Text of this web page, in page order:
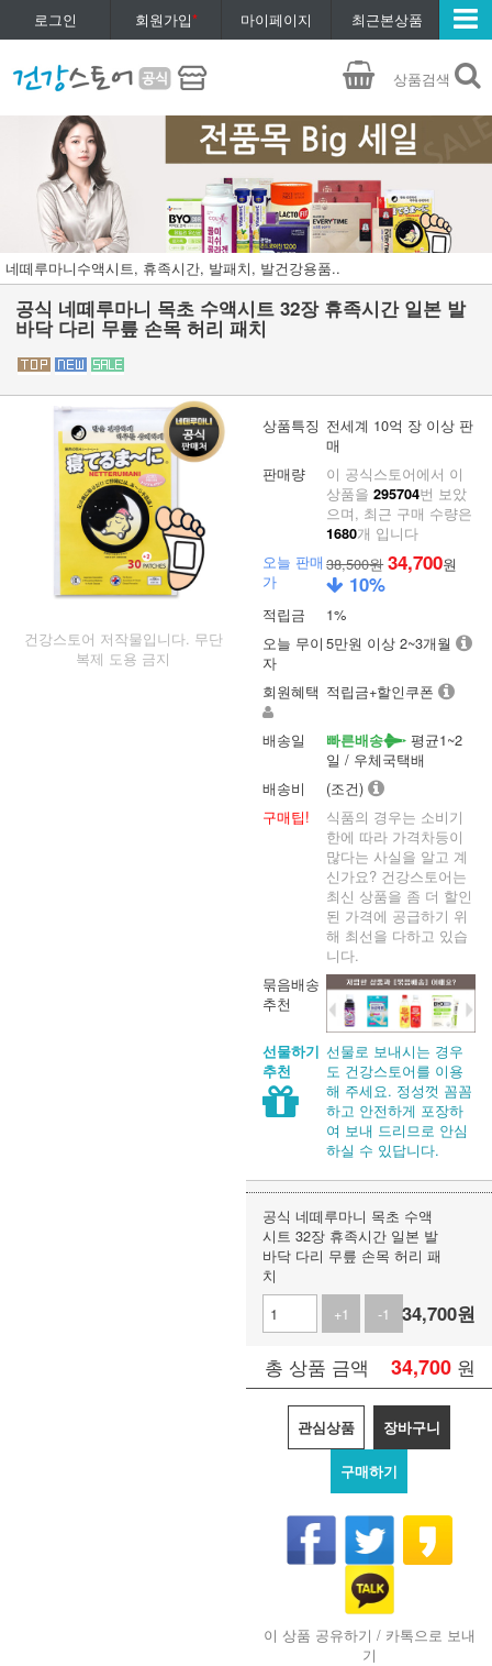
로그인 회원가입* 마이페이지 최근본상품
상품검색
네떼루마니수액시트, 휴족시간, 발패치, 발건강용품..
공식 네떼루마니 목초 수액시트 32장 휴족시간 일본 발
바닥 다리 무릎 손목 허리 패치
건강스토어 저작물입니다. 무단
복제 도용 금지
상품특징 전세계 10억 장 이상 판
매
판매량
이 공식스토어에서 이
상품을295704번 보았
으며, 최근 구매 수량은
1680개 입니다
오늘 판매
가
38,500원 34,700원
10%
적립금
1%
오늘 무이
자
5만원 이상 2~3개월
회원혜택 적립금+할인쿠폰
배송일 빠른배송
평균1~2
일 / 우체국택배
배송비
(조건)
구매팁!
식품의 경우는 소비기
한에 따라 가격차등이
많다는 사실을 알고 계
신가요? 건강스토어는
최신 상품을 좀 더 할인
된 가격에 공급하기 위
해 최선을 다하고 있습
니다.
묶음배송
추천
선물하기
추천
선물로 보내시는 경우
도 건강스토어를 이용
해 주세요. 정성껏 꼼꼼
하고 안전하게 포장하
여 보내 드리므로 안심
하실 수 있답니다.
공식 네떼루마니 목초 수액
시트 32장 휴족시간 일본 발
바닥 다리 무릎 손목 허리 패
치
+1
-1 34,700원
총 상품 금액 34,700 원
관심상품 장바구니
구매하기
이 상품 공유하기 / 카톡으로 보내
기